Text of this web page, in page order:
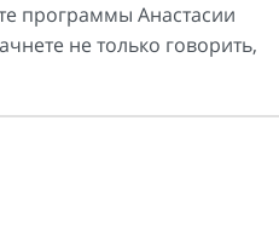
программы Анастасии
не только говорить,